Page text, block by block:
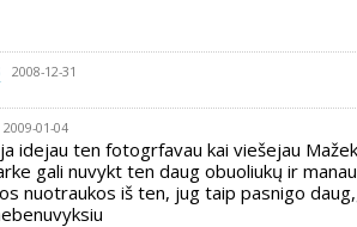
2008-12-31
2009-01-04
idejau ten fotogrfavau kai viešejau
gali nuvykt ten daug obuoliukų ir manau
nuotraukos iš ten, jug taip pasnigo